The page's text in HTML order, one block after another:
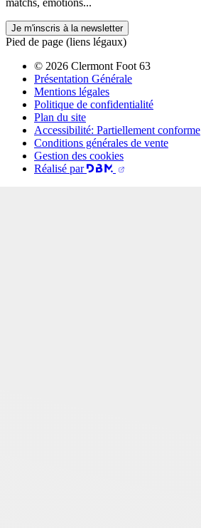
matchs, émotions...
Je m'inscris à la newsletter
Pied de page (liens légaux)
© 2026 Clermont Foot 63
Présentation Générale
Mentions légales
Politique de confidentialité
Plan du site
Accessibilité: Partiellement conforme
Conditions générales de vente
Gestion des cookies
Réalisé par